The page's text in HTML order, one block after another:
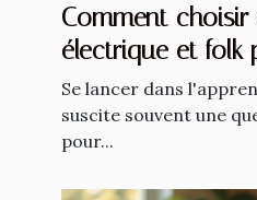
Comment
électrique et folk
?
Se lancer dans
suscite souvent une
pour...